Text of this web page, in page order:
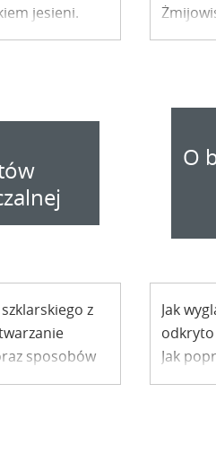
jesieni.
Szczególnie w
z
sposobów
łucznictwo,
O
Jak
odkryto
Jak
pytania